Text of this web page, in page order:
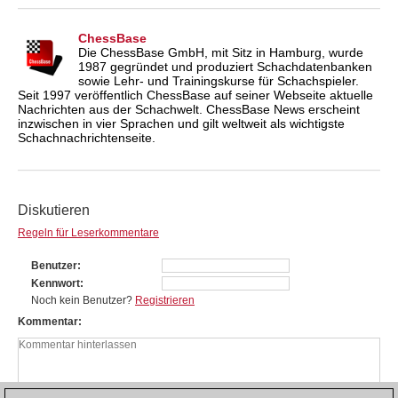
ChessBase
Die ChessBase GmbH, mit Sitz in Hamburg, wurde
1987 gegründet und produziert Schachdatenbanken
sowie Lehr- und Trainingskurse für Schachspieler.
Seit 1997 veröffentlich ChessBase auf seiner Webseite aktuelle
Nachrichten aus der Schachwelt. ChessBase News erscheint
inzwischen in vier Sprachen und gilt weltweit als wichtigste
Schachnachrichtenseite.
Diskutieren
Regeln für Leserkommentare
Benutzer
Kennwort
Noch kein Benutzer? Registrieren
Kommentar